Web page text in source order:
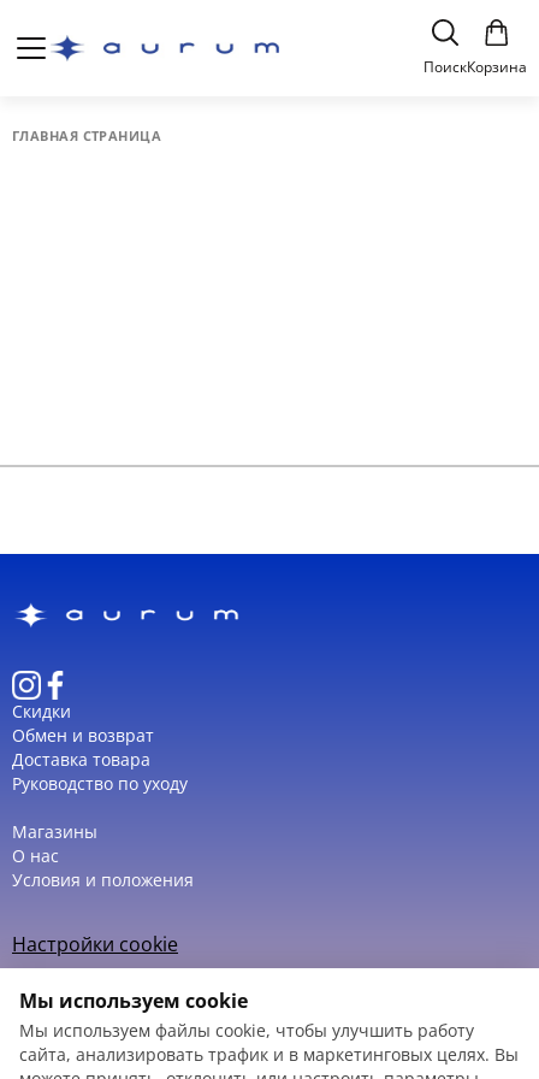
ПоискКорзина
ГЛАВНАЯ СТРАНИЦА
Скидки
Обмен и возврат
Доставка товара
Руководство по уходу
Магазины
О нас
Условия и положения
Настройки cookie
Мы используем cookie
Мы используем файлы cookie, чтобы улучшить работу
сайта, анализировать трафик и в маркетинговых целях. Вы